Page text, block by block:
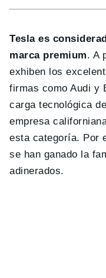
Tesla es
marca premium. A
exhiben los
firmas como Audi y
carga tecnológica
empresa
esta categoría. Por
se han ganado la
adinerados.